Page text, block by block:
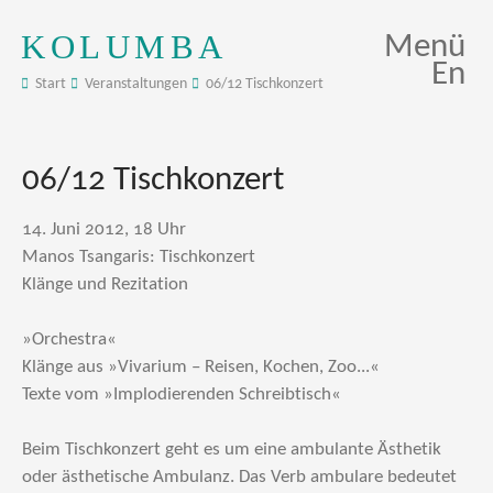
KOLUMBA
Start Veranstaltungen 06/12 Tischkonzert
Menü
En
06/12 Tischkonzert
14. Juni 2012, 18 Uhr
Manos Tsangaris: Tischkonzert
Klänge und Rezitation
»Orchestra«
Klänge aus »Vivarium – Reisen, Kochen, Zoo...«
Texte vom »Implodierenden Schreibtisch«
Beim Tischkonzert geht es um eine ambulante Ästhetik
oder ästhetische Ambulanz. Das Verb ambulare bedeutet